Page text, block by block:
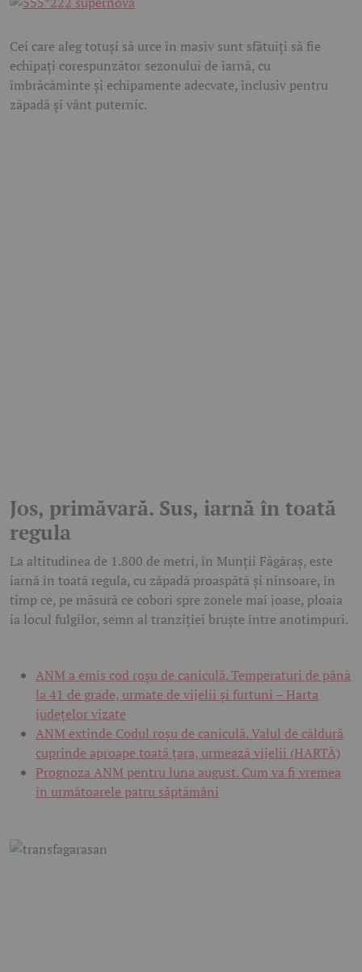
Cei care aleg totuși să urce în masiv sunt sfătuiți să fie
echipați corespunzător sezonului de iarnă, cu
îmbrăcăminte și echipamente adecvate, inclusiv pentru
zăpadă și vânt puternic.
Jos, primăvară. Sus, iarnă în toată
regula
La altitudinea de 1.800 de metri, în Munții Făgăraș, este
iarnă în toată regula, cu zăpadă proaspătă și ninsoare, în
timp ce, pe măsură ce cobori spre zonele mai joase, ploaia
ia locul fulgilor, semn al tranziției bruște între anotimpuri.
ANM a emis cod roșu de caniculă. Temperaturi de până
la 41 de grade, urmate de vijelii și furtuni – Harta
județelor vizate
ANM extinde Codul roșu de caniculă. Valul de căldură
cuprinde aproape toată țara, urmează vijelii (HARTĂ)
Prognoza ANM pentru luna august. Cum va fi vremea
în următoarele patru săptămâni